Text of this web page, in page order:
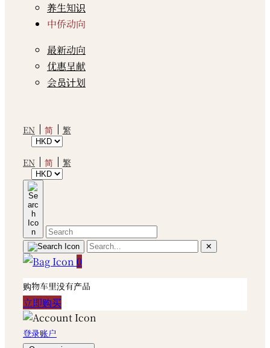
养生知识
中侨动向
最新动向
优惠呈献
会员计划
EN 简 繁
EN 简 繁
✕
0
购物车里没有产品
立即购买
登录账户